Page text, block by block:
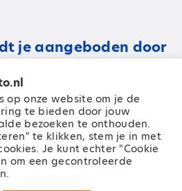
je aangeboden door
Media B.V.
op onze website om je de
te bieden door jouw
bezoeken te onthouden.
te klikken, stem je in met
Je kunt echter "Cookie
om een ​​gecontroleerde